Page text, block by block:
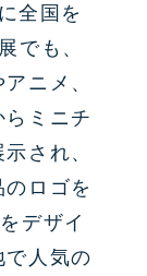
全国を
でも、
ニメ、
ミニチ
され、
ロゴを
デザイ
で人気の